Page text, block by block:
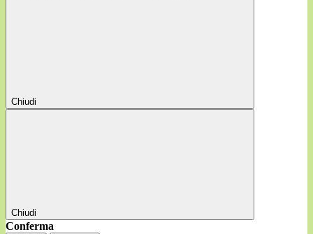
Chiudi
Chiudi
Conferma